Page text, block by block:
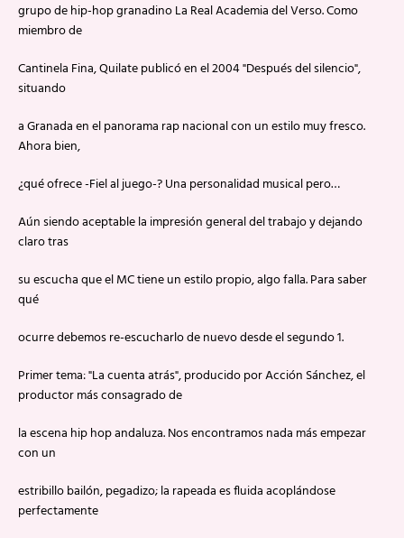
grupo de hip-hop granadino La Real Academia del Verso. Como
miembro de
Cantinela Fina, Quilate publicó en el 2004 "Después del silencio",
situando
a Granada en el panorama rap nacional con un estilo muy fresco.
Ahora bien,
¿qué ofrece -Fiel al juego-? Una personalidad musical pero…
Aún siendo aceptable la impresión general del trabajo y dejando
claro tras
su escucha que el MC tiene un estilo propio, algo falla. Para saber
qué
ocurre debemos re-escucharlo de nuevo desde el segundo 1.
Primer tema: "La cuenta atrás", producido por Acción Sánchez, el
productor más consagrado de
la escena hip hop andaluza. Nos encontramos nada más empezar
con un
estribillo bailón, pegadizo; la rapeada es fluida acoplándose
perfectamente